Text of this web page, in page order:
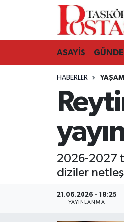
ASAYİŞ
HABERLER YAŞAM
2026-2027
diziler
21.06.2026 - 18:25
YAYINLANMA
Kastamonu Vefat
Araç Haberleri
Azdavay Haberleri
Bozkurt Haberleri